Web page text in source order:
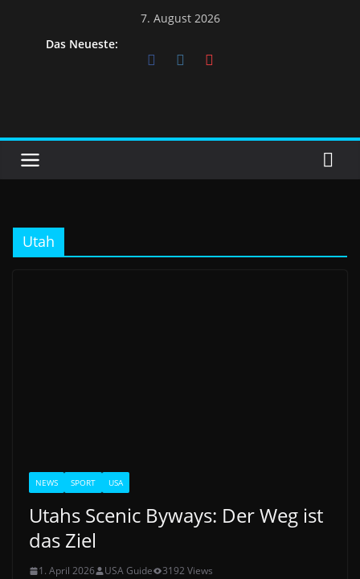
7. August 2026
Das Neueste:
Utah
NEWS SPORT USA
Utahs Scenic Byways: Der Weg ist
das Ziel
1. April 2026 USA Guide
3192 Views